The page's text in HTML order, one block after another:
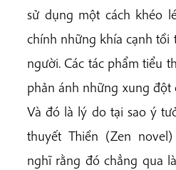
sử dụng một cách khéo
chính những khía cạnh tồi
người. Các tác phẩm tiểu
phản ánh những xung đột
Và đó là lý do tại sao ý
thuyết Thiền (Zen
nghĩ rằng đó chẳng qua